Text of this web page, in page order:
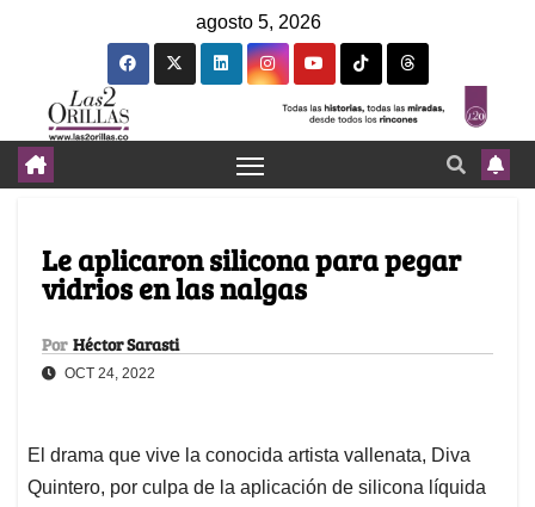
agosto 5, 2026
Le aplicaron silicona para pegar
vidrios en las nalgas
Por Héctor Sarasti
OCT 24, 2022
El drama que vive la conocida artista vallenata, Diva
Quintero, por culpa de la aplicación de silicona líquida